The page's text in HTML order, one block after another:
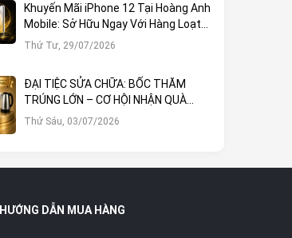
Khuyến Mãi iPhone 12 Tại Hoàng Anh
Mobile: Sở Hữu Ngay Với Hàng Loạt
Ưu Đãi Hấp Dẫn
Thứ Tư, 29/07/2026
ĐẠI TIỆC SỬA CHỮA: BỐC THĂM
TRÚNG LỚN – CƠ HỘI NHẬN QUÀ
KHỦNG TẠI HOÀNG ANH MOBILE
Thứ Sáu, 03/07/2026
HƯỚNG DẪN MUA HÀNG